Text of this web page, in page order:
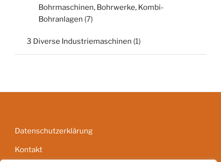
Bohrmaschinen, Bohrwerke, Kombi-
Bohranlagen (7)
3 Diverse Industriemaschinen (1)
Datenschutzerklärung
Kontakt